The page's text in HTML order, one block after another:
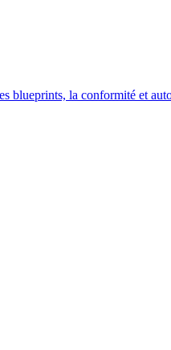
la conformité et